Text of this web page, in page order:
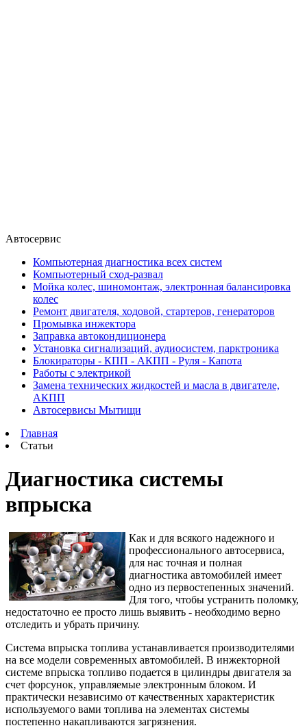
Автосервис
Компьютерная диагностика всех систем
Компьютерный сход-развал
Мойка колес, шиномонтаж, электронная балансировка
колес
Ремонт двигателя, ходовой, стартеров, генераторов
Промывка инжектора
Заправка автокондиционера
Установка сигнализаций, аудиосистем, парктроника
Блокираторы - КПП - АКПП - Руля - Капота
Работы с электрикой
Замена технических жидкостей и масла в двигателе,
АКПП
Автосервисы Мытищи
Главная
Статьи
Диагностика системы
впрыска
Как и для всякого надежного и
профессионального автосервиса,
для нас точная и полная
диагностика автомобилей имеет
одно из первостепенных значений.
Для того, чтобы устранить поломку,
недостаточно ее просто лишь выявить - необходимо верно
отследить и убрать причину.
Система впрыска топлива устанавливается производителями
на все модели современных автомобилей. В инжекторной
системе впрыска топливо подается в цилиндры двигателя за
счет форсунок, управляемые электронным блоком. И
практически независимо от качественных характеристик
используемого вами топлива на элементах системы
постепенно накапливаются загрязнения.